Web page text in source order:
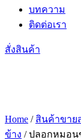
บทความ
ติดต่อเรา
สั่งสินค้า
Home / สินค้าขาย
ข้าง / ปลอกหมอนข้